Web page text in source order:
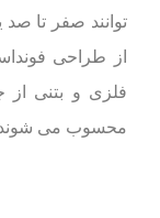
توانند صفر تا صد
از طراحی
فلزی و بتنی از
محسوب می